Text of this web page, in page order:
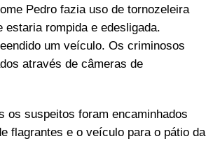
Pedro fazia uso de tornozeleira
estaria rompida e edesligada.
um veículo. Os criminosos
através de câmeras de
os suspeitos foram encaminhados
flagrantes e o veículo para o pátio da